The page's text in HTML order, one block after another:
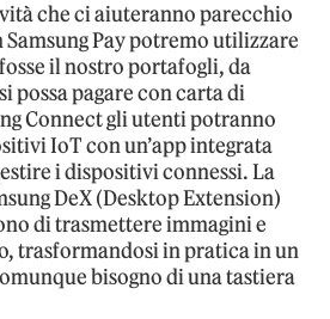
che ci aiuteranno parecchio
Pay potremo utilizzare
il nostro portafogli, da
possa pagare con carta di
Connect gli utenti potranno
IoT con un’app integrata
i dispositivi connessi. La
DeX (Desktop Extension)
di trasmettere immagini e
trasformandosi in pratica in un
bisogno di una tastiera